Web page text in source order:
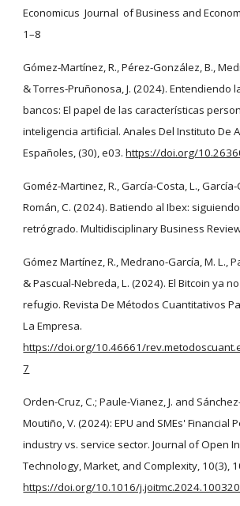
Economicus Journal of Business and
1–8
Gómez-Martínez, R., Pérez-González, B.,
& Torres-Pruñonosa, J. (2024). Entendiendo
bancos: El papel de las características
inteligencia artificial. Anales Del Instituto De
Españoles, (30), e03.https://doi.org/
Goméz-Martinez, R., García-Costa, L.,
Román, C. (2024). Batiendo al Ibex:
retrógrado. Multidisciplinary Business
Gómez Martínez, R., Medrano-García, M. L.,
& Pascual-Nebreda, L. (2024). El Bitcoin ya
refugio. Revista De Métodos Cuantitativos
La Empresa.
https://doi.org/10.46661/
7
Orden-Cruz, C.; Paule-Vianez, J. and
Moutiño, V. (2024): EPU and SMEs' Financial
industry vs. service sector. Journal of Open
Technology, Market, and Complexity, 10(3),
https://doi.org/10.1016/j.joitmc.2024.100320